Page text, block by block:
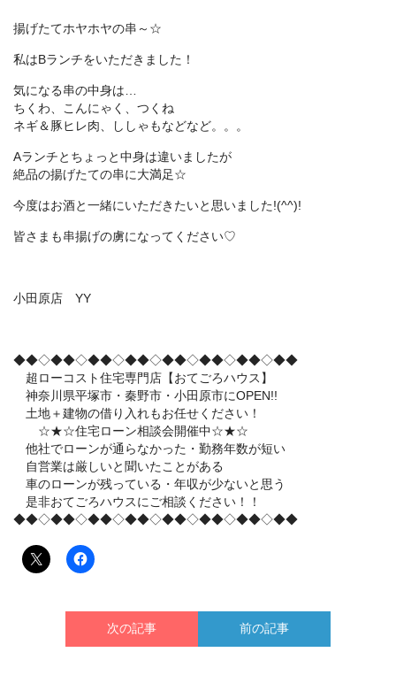
揚げたてホヤホヤの串～☆
私はBランチをいただきました！
気になる串の中身は…
ちくわ、こんにゃく、つくね
ネギ＆豚ヒレ肉、ししゃもなどなど。。。
Aランチとちょっと中身は違いましたが
絶品の揚げたての串に大満足☆
今度はお酒と一緒にいただきたいと思いました!(^^)!
皆さまも串揚げの虜になってください♡
小田原店 YY
◆◆◇◆◆◇◆◆◇◆◆◇◆◆◇◆◆◇◆◆◇◆◆
超ローコスト住宅専門店【おてごろハウス】
神奈川県平塚市・秦野市・小田原市にOPEN!!
土地＋建物の借り入れもお任せください！
☆★☆住宅ローン相談会開催中☆★☆
他社でローンが通らなかった・勤務年数が短い
自営業は厳しいと聞いたことがある
車のローンが残っている・年収が少ないと思う
是非おてごろハウスにご相談ください！！
◆◆◇◆◆◇◆◆◇◆◆◇◆◆◇◆◆◇◆◆◇◆◆
次の記事 前の記事